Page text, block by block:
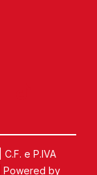
e P.IVA
Powered by